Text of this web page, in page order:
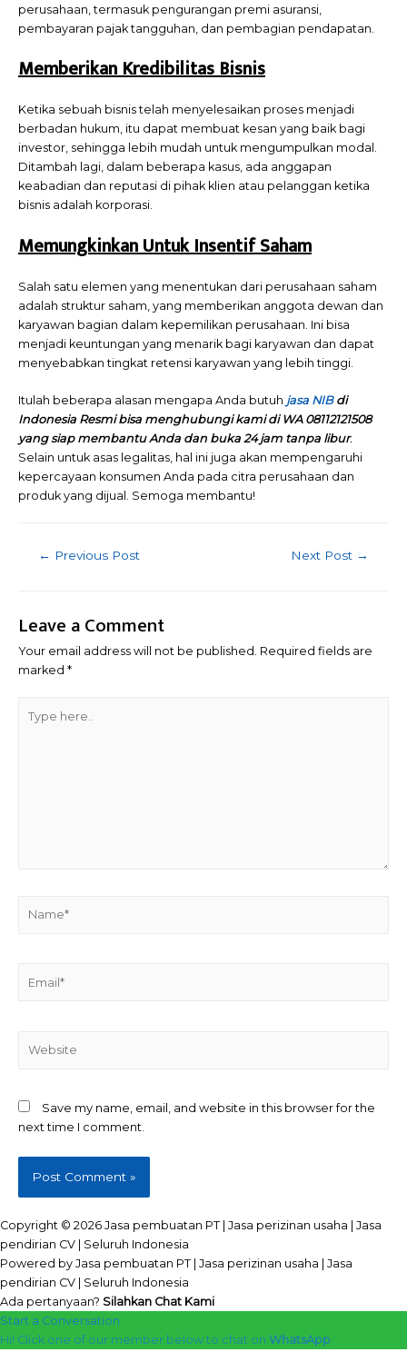
perusahaan, termasuk pengurangan premi asuransi,
pembayaran pajak tangguhan, dan pembagian pendapatan.
Memberikan Kredibilitas Bisnis
Ketika sebuah bisnis telah menyelesaikan proses menjadi
berbadan hukum, itu dapat membuat kesan yang baik bagi
investor, sehingga lebih mudah untuk mengumpulkan modal.
Ditambah lagi, dalam beberapa kasus, ada anggapan
keabadian dan reputasi di pihak klien atau pelanggan ketika
bisnis adalah korporasi.
Memungkinkan Untuk Insentif Saham
Salah satu elemen yang menentukan dari perusahaan saham
adalah struktur saham, yang memberikan anggota dewan dan
karyawan bagian dalam kepemilikan perusahaan. Ini bisa
menjadi keuntungan yang menarik bagi karyawan dan dapat
menyebabkan tingkat retensi karyawan yang lebih tinggi.
Itulah beberapa alasan mengapa Anda butuh jasa NIBdi
Indonesia Resmi bisa menghubungi kami di WA 08112121508
yang siap membantu Anda dan buka 24 jam tanpa libur.
Selain untuk asas legalitas, hal ini juga akan mempengaruhi
kepercayaan konsumen Anda pada citra perusahaan dan
produk yang dijual. Semoga membantu!
Post
← Previous Post Next Post →
Leave a Comment
Your email address will not be published. Required fields are
marked *
here..
Save my name, email, and website in this browser for the
next time I comment.
Copyright © 2026 Jasa pembuatan PT | Jasa perizinan usaha | Jasa
pendirian CV | Seluruh Indonesia
Powered by Jasa pembuatan PT | Jasa perizinan usaha | Jasa
pendirian CV | Seluruh Indonesia
Ada pertanyaan? Silahkan Chat Kami
Start a Conversation
Hi! Click one of our member below to chat on WhatsApp